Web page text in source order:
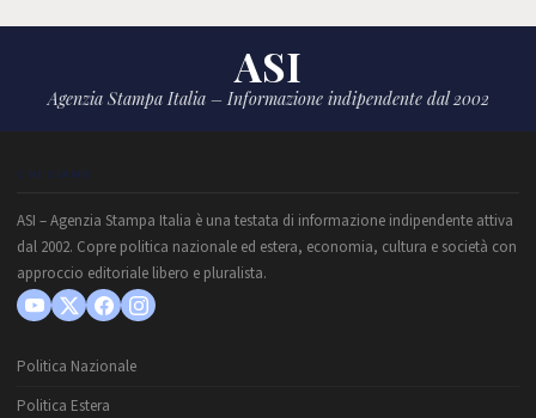
ASI
Agenzia Stampa Italia – Informazione indipendente dal 2002
CHI SIAMO
ASI – Agenzia Stampa Italia è una testata di informazione indipendente attiva
dal 2002. Copre politica nazionale ed estera, economia, cultura e società con
approccio editoriale libero e pluralista.
Politica Nazionale
Politica Estera